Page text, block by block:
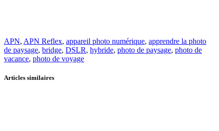
APN, APN Reflex, appareil photo numérique, apprendre la photo
de paysage, bridge, DSLR, hybride, photo de paysage, photo de
vacance, photo de voyage
Articles similaires